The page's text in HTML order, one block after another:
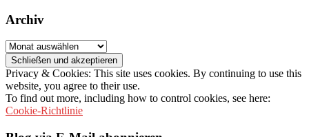
Archiv
Archiv
Privacy & Cookies: This site uses cookies. By continuing to use this
website, you agree to their use.
To find out more, including how to control cookies, see here:
Cookie-Richtlinie